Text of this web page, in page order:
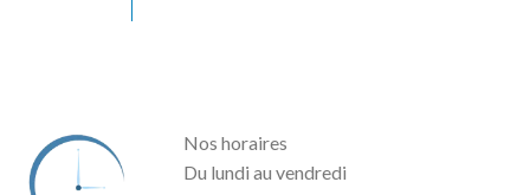
Nos horaires
Du lundi au vendredi